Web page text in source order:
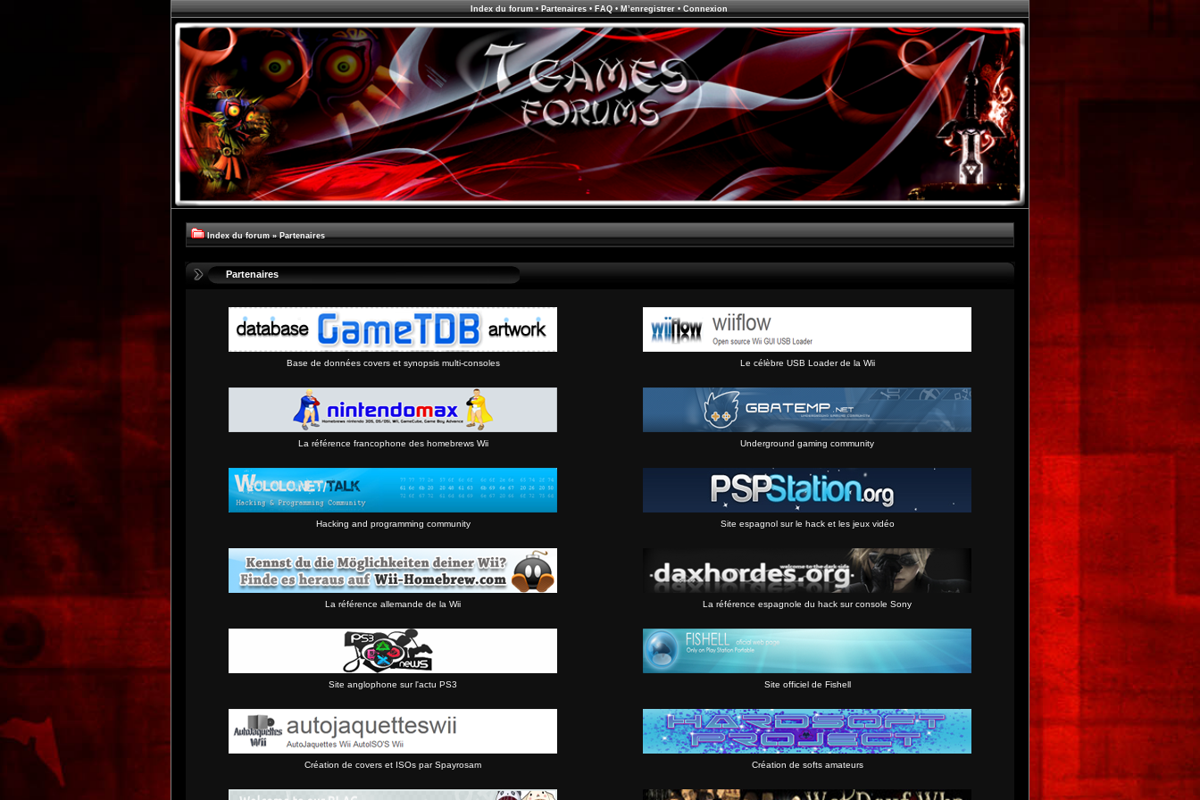
Index du forum• Partenaires• FAQ• M’enregistrer• Connexion
Index du forum » Partenaires
Partenaires
Base de données covers et synopsis multi-consoles Le célèbre USB Loader de la Wii
La référence francophone des homebrews Wii Underground gaming community
Hacking and programming community Site espagnol sur le hack et les jeux vidéo
La référence allemande de la Wii La référence espagnole du hack sur console Sony
Site anglophone sur l'actu PS3 Site officiel de Fishell
Création de covers et ISOs par Spayrosam Création de softs amateurs